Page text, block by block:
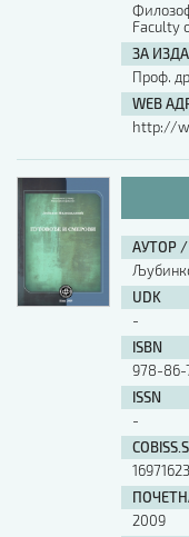
АУТОР / AUTHOR
ISBN
Faculty
ЗА
Проф.
WEB
http://
АУТОР /
UDK
-
ISBN
978-86-
ISSN
-
2009